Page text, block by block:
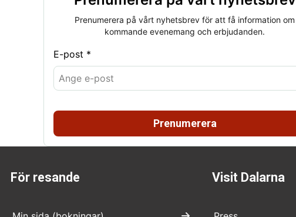
Prenumerera på vårt nyhetsbrev för att få information om
kommande evenemang och erbjudanden.
E-post *
Prenumerera
För resande Visit Dalarna